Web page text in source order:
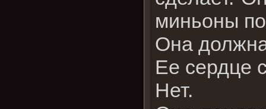
миньоны
Она должна
Ее сердце
Нет.